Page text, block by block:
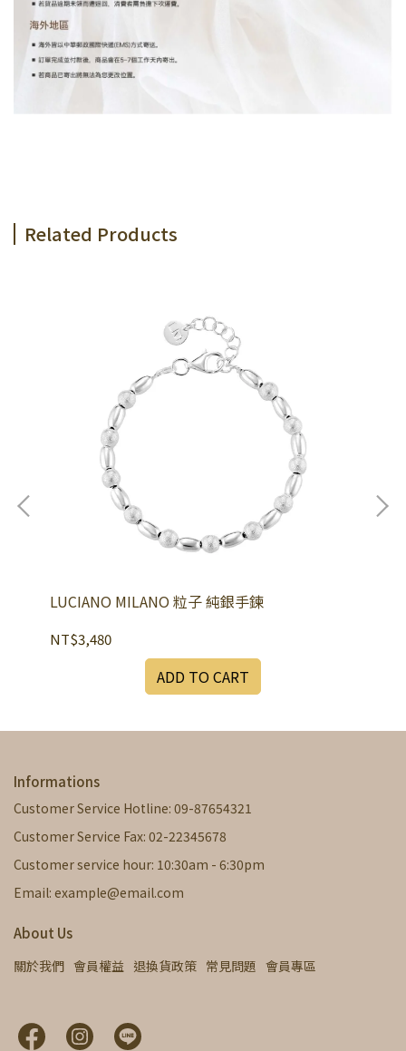
Related Products
LUCIANO MILANO 粒子 純銀手鍊
NT$3,480
ADD TO CART
Informations
Customer Service Hotline: 09-87654321
Customer Service Fax: 02-22345678
Customer service hour: 10:30am - 6:30pm
Email: example@email.com
About Us
關於我們 會員權益 退換貨政策 常見問題 會員專區